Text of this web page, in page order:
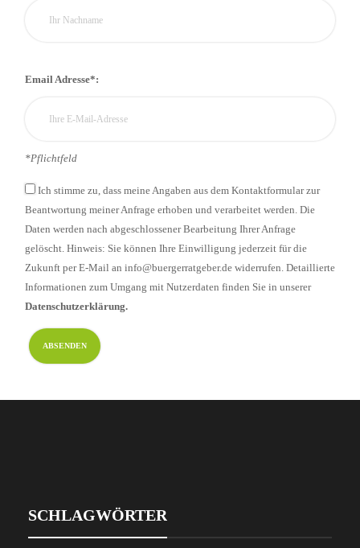
Email Adresse*:
*Pflichtfeld
Ich stimme zu, dass meine Angaben aus dem Kontaktformular zur
Beantwortung meiner Anfrage erhoben und verarbeitet werden. Die
Daten werden nach abgeschlossener Bearbeitung Ihrer Anfrage
gelöscht. Hinweis: Sie können Ihre Einwilligung jederzeit für die
Zukunft per E-Mail an info@buergerratgeber.de widerrufen. Detaillierte
Informationen zum Umgang mit Nutzerdaten finden Sie in unserer
Datenschutzerklärung.
SCHLAGWÖRTER